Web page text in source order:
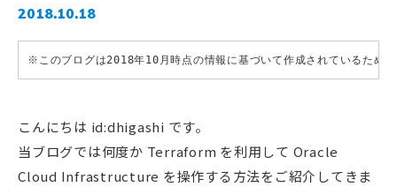
2018.10.18
※このブログは2018年10月時点の情報に基づいて作成されているため
こんにちは id:dhigashi です。
当ブログでは何度か Terraform を利用して Oracle
Cloud Infrastructure を操作する方法をご紹介してきま